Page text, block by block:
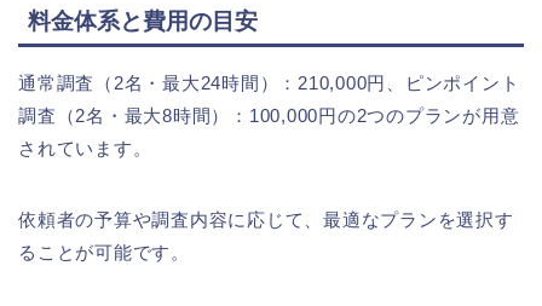
料金体系と費用の目安
通常調査（2名・最大24時間）：210,000円、ピンポイント
調査（2名・最大8時間）：100,000円の2つのプランが用意
されています。
依頼者の予算や調査内容に応じて、最適なプランを選択す
ることが可能です。